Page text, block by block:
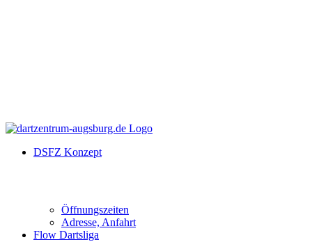
DSFZ Konzept
Öffnungszeiten
Adresse, Anfahrt
Flow Dartsliga